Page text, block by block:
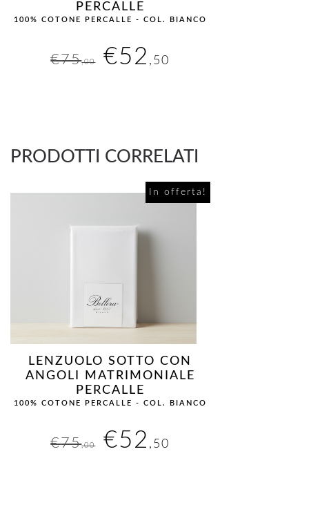
PERCALLE
100% COTONE PERCALLE - COL. BIANCO
€75,00
Il
era:
€75,00.
€52 ,50
è:
€52,50.
PRODOTTI CORRELATI
In offerta!
LENZUOLO SOTTO CON
ANGOLI MATRIMONIALE
PERCALLE
100% COTONE PERCALLE - COL. BIANCO
€75,00
Il
€52 ,50